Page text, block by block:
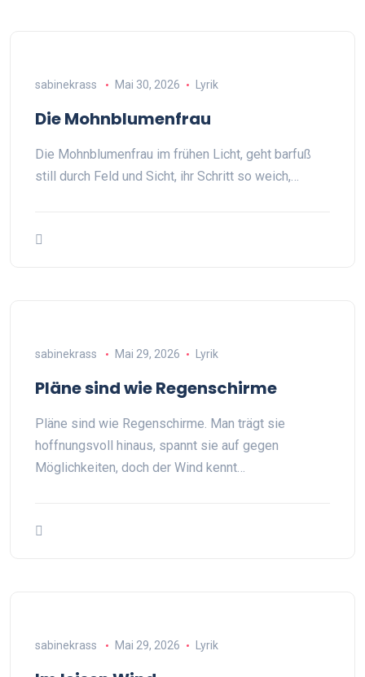
sabinekrass Mai 30, 2026 Lyrik
Die Mohnblumenfrau
Die Mohnblumenfrau im frühen Licht, geht barfuß
still durch Feld und Sicht, ihr Schritt so weich,…
sabinekrass Mai 29, 2026 Lyrik
Pläne sind wie Regenschirme
Pläne sind wie Regenschirme. Man trägt sie
hoffnungsvoll hinaus, spannt sie auf gegen
Möglichkeiten, doch der Wind kennt…
sabinekrass Mai 29, 2026 Lyrik